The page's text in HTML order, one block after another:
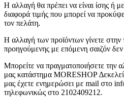
Η αλλαγή θα πρέπει να είναι ίσης ή
διαφορά τιμής που μπορεί να
τον πελάτη.
Η αλλαγή των προϊόντων γίνετε
προηγούμενης με επόμενη σαιζόν δεν
Μπορείτε να πραγματοποιήσετε την
μας κατάστημα MORESHOP
μας έχετε ενημερώσει με mail στο
τηλεφωνικώς στο 2102409212.